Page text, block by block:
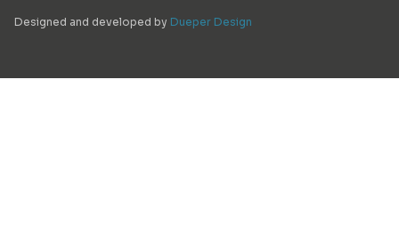
Designed and developed by Dueper Design